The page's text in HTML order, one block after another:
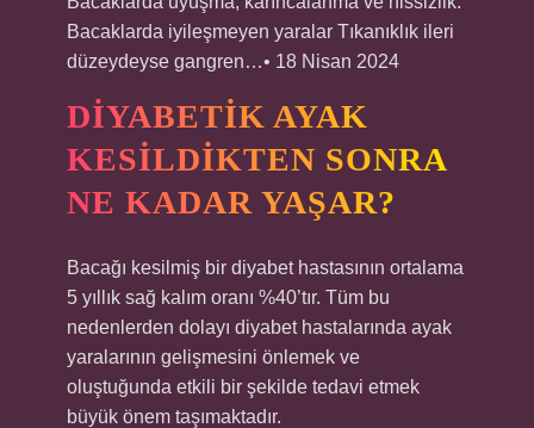
Bacaklarda iyileşmeyen yaralar Tıkanıklık ileri
düzeydeyse gangren…• 18 Nisan 2024
DIYABETIK AYAK
KESILDIKTEN SONRA
NE KADAR YAŞAR?
Bacağı kesilmiş bir diyabet hastasının ortalama
5 yıllık sağ kalım oranı %40’tır. Tüm bu
nedenlerden dolayı diyabet hastalarında ayak
yaralarının gelişmesini önlemek ve
oluştuğunda etkili bir şekilde tedavi etmek
büyük önem taşımaktadır.